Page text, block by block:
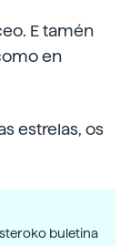
E tamén
en
estrelas, os
buletina